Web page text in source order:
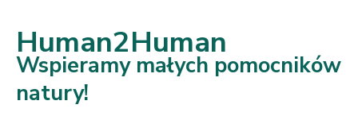
Human2Human
Wspieramy małych pomocników
natury!